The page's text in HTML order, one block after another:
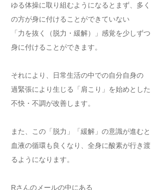
ゆる体操に取り組むようになるとまず、多く
の方が身に付けることができていない
「力を抜く（脱力・緩解）」感覚を少しずつ
身に付けることができます。
それにより、日常生活の中での自分自身の
過緊張により生じる「肩こり」を始めとした
不快・不調が改善します。
また、この「脱力」「緩解」の意識が進むと
血液の循環も良くなり、全身に酸素が行き渡
るようになります。
Rさんのメールの中にある